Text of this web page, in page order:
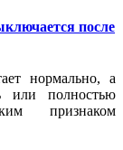
после
нормально, а
или полностью
признаком